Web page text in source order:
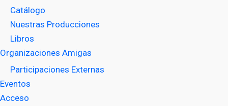
Catálogo
Nuestras Producciones
Libros
Organizaciones Amigas
Participaciones Externas
Eventos
Acceso